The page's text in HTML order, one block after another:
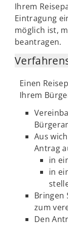
Ihrem
Eintragung
möglich ist,
beantragen.
Einen
Ihrem
Aus
Antrag
in
in
Bringen
zum
Den